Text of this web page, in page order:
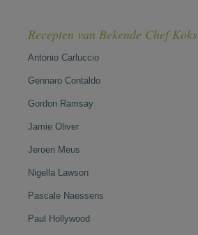
Recepten van Bekende Chef Koks
Antonio Carluccio
Gennaro Contaldo
Gordon Ramsay
Jamie Oliver
Jeroen Meus
Nigella Lawson
Pascale Naessens
Paul Hollywood